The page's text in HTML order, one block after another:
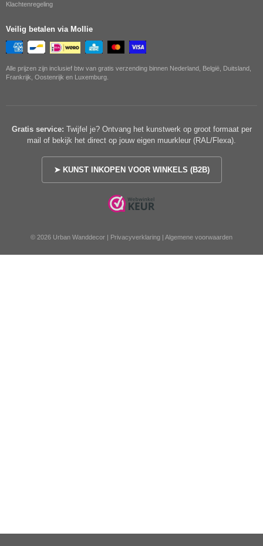
Klachtenregeling
Veilig betalen via Mollie
Alle prijzen zijn inclusief btw van gratis verzending binnen Nederland, België, Duitsland,
Frankrijk, Oostenrijk en Luxemburg.
Gratis service: Twijfel je? Ontvang het kunstwerk op groot formaat per
mail of bekijk het direct op jouw eigen muurkleur (RAL/Flexa).
➤ KUNST INKOPEN VOOR WINKELS (B2B)
© 2026 Urban Wanddecor | Privacyverklaring | Algemene voorwaarden